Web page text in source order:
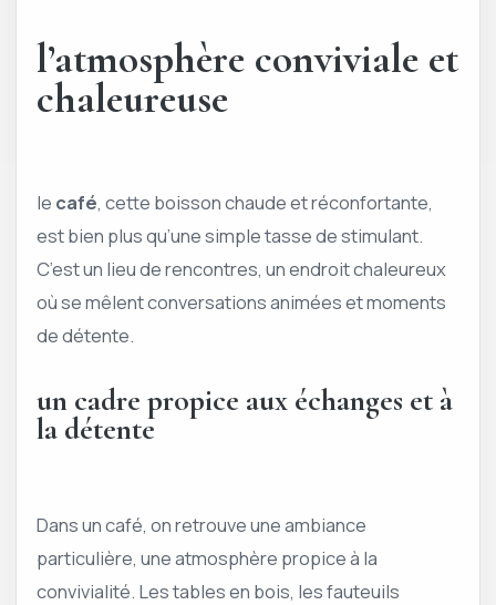
l’atmosphère conviviale et
chaleureuse
le café, cette boisson chaude et réconfortante,
est bien plus qu’une simple tasse de stimulant.
C’est un lieu de rencontres, un endroit chaleureux
où se mêlent conversations animées et moments
de détente.
un cadre propice aux échanges et à
la détente
Dans un café, on retrouve une ambiance
particulière, une atmosphère propice à la
convivialité. Les tables en bois, les fauteuils